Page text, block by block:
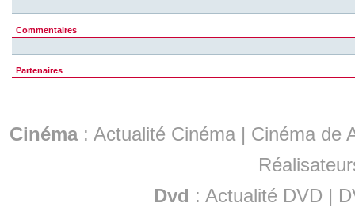
Commentaires
Partenaires
Cinéma: Actualité Cinéma | Cinéma de
Dvd : Actualité DVD |